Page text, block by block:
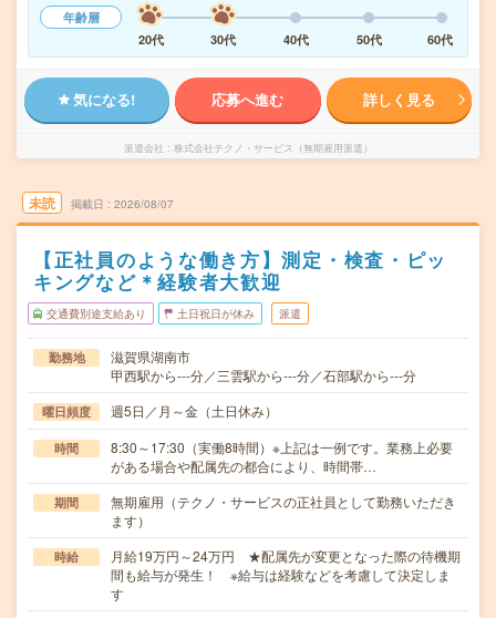
年齢層
20代
30代 40代 50代 60代
気になる! 応募へ進む 詳しく見る
派遣会社 株式会社テクノ・サービス（無期雇用派遣）
未読 掲載日 2026/08/07
【正社員のような働き方】測定・検査・ピッ
キングなど＊経験者大歓迎
交通費別途支給あり 土日祝日が休み 派遣
勤務地
滋賀県湖南市
甲西駅から---分／三雲駅から---分／石部駅から---分
曜日頻度 週5日／月～金（土日休み）
時間
8:30～17:30（実働8時間）※上記は一例です。業務上必要
がある場合や配属先の都合により、時間帯…
期間
無期雇用（テクノ・サービスの正社員として勤務いただき
ます）
時給
月給19万円～24万円 ★配属先が変更となった際の待機期
間も給与が発生！ ※給与は経験などを考慮して決定しま
す